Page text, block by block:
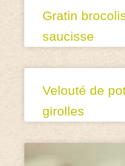
Gratin
saucisse
Velouté de
girolles